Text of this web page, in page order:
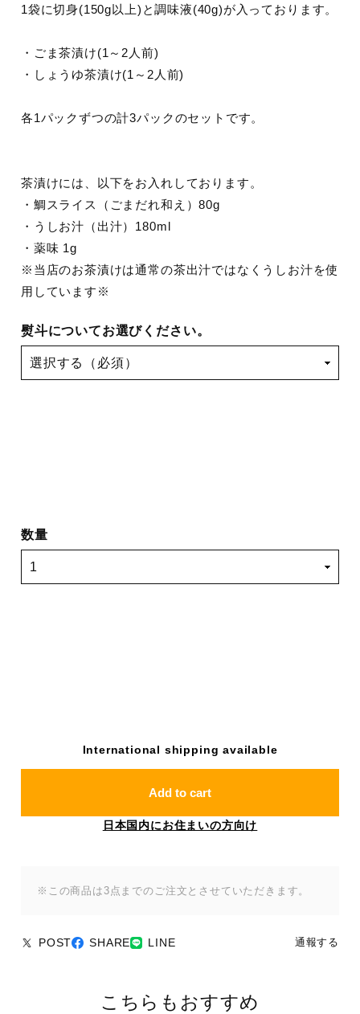
1袋に切身(150g以上)と調味液(40g)が入っております。
・ごま茶漬け(1～2人前)
・しょうゆ茶漬け(1～2人前)
各1パックずつの計3パックのセットです。
茶漬けには、以下をお入れしております。
・鯛スライス（ごまだれ和え）80g
・うしお汁（出汁）180ml
・薬味 1g
※当店のお茶漬けは通常の茶出汁ではなくうしお汁を使
用しています※
熨斗についてお選びください。
数量
International shipping available
Add to cart
日本国内にお住まいの方向け
※この商品は3点までのご注文とさせていただきます。
POST SHARE LINE 通報する
こちらもおすすめ